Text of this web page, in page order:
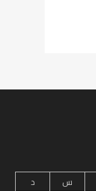
س
د